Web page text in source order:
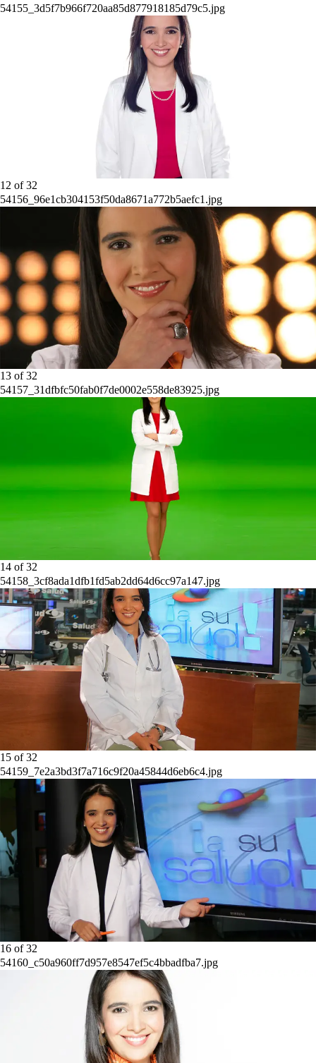
54155_3d5f7b966f720aa85d877918185d79c5.jpg
12 of32
54156_96e1cb304153f50da8671a772b5aefc1.jpg
13 of32
54157_31dfbfc50fab0f7de0002e558de83925.jpg
14 of32
54158_3cf8ada1dfb1fd5ab2dd64d6cc97a147.jpg
15 of32
54159_7e2a3bd3f7a716c9f20a45844d6eb6c4.jpg
16 of32
54160_c50a960ff7d957e8547ef5c4bbadfba7.jpg